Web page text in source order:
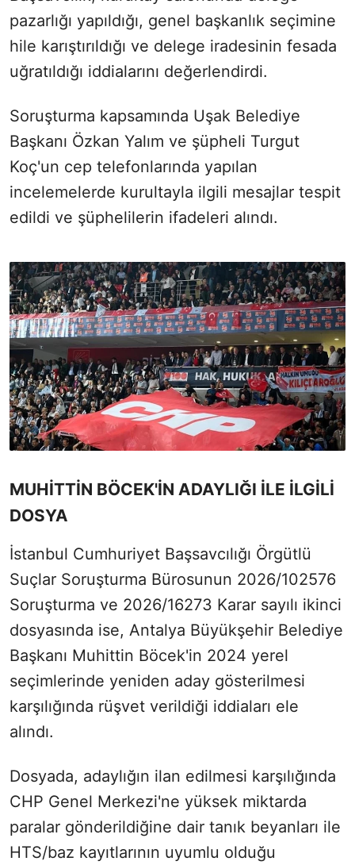
pazarlığı yapıldığı, genel başkanlık seçimine
hile karıştırıldığı ve delege iradesinin fesada
uğratıldığı iddialarını değerlendirdi.
Soruşturma kapsamında Uşak Belediye
Başkanı Özkan Yalım ve şüpheli Turgut
Koç'un cep telefonlarında yapılan
incelemelerde kurultayla ilgili mesajlar tespit
edildi ve şüphelilerin ifadeleri alındı.
MUHİTTİN BÖCEK'İN ADAYLIĞI İLE İLGİLİ
DOSYA
İstanbul Cumhuriyet Başsavcılığı Örgütlü
Suçlar Soruşturma Bürosunun 2026/102576
Soruşturma ve 2026/16273 Karar sayılı ikinci
dosyasında ise, Antalya Büyükşehir Belediye
Başkanı Muhittin Böcek'in 2024 yerel
seçimlerinde yeniden aday gösterilmesi
karşılığında rüşvet verildiği iddiaları ele
alındı.
Dosyada, adaylığın ilan edilmesi karşılığında
CHP Genel Merkezi'ne yüksek miktarda
paralar gönderildiğine dair tanık beyanları ile
HTS/baz kayıtlarının uyumlu olduğu